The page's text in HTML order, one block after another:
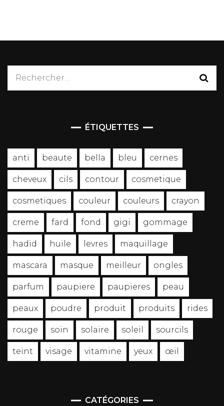
Rechercher :
ÉTIQUETTES
anti beaute bella bleu cernes
cheveux cils contour cosmetique
cosmetiques couleur couleurs crayon
creme fard fond gigi gommage
hadid huile levres maquillage
mascara masque meilleur ongles
parfum paupiere paupieres peau
peaux poudre produit produits rides
rouge soin solaire soleil sourcils
teint visage vitamine yeux œil
CATÉGORIES